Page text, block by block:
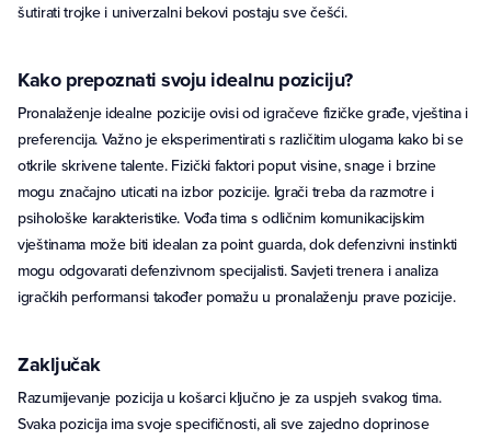
šutirati trojke i univerzalni bekovi postaju sve češći.
Kako prepoznati svoju idealnu poziciju?
Pronalaženje idealne pozicije ovisi od igračeve fizičke građe, vještina i
preferencija. Važno je eksperimentirati s različitim ulogama kako bi se
otkrile skrivene talente. Fizički faktori poput visine, snage i brzine
mogu značajno uticati na izbor pozicije. Igrači treba da razmotre i
psihološke karakteristike. Vođa tima s odličnim komunikacijskim
vještinama može biti idealan za point guarda, dok defenzivni instinkti
mogu odgovarati defenzivnom specijalisti. Savjeti trenera i analiza
igračkih performansi također pomažu u pronalaženju prave pozicije.
Zaključak
Razumijevanje pozicija u košarci ključno je za uspjeh svakog tima.
Svaka pozicija ima svoje specifičnosti, ali sve zajedno doprinose